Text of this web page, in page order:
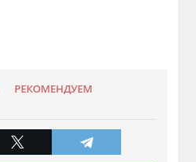
РЕКОМЕНДУЕМ